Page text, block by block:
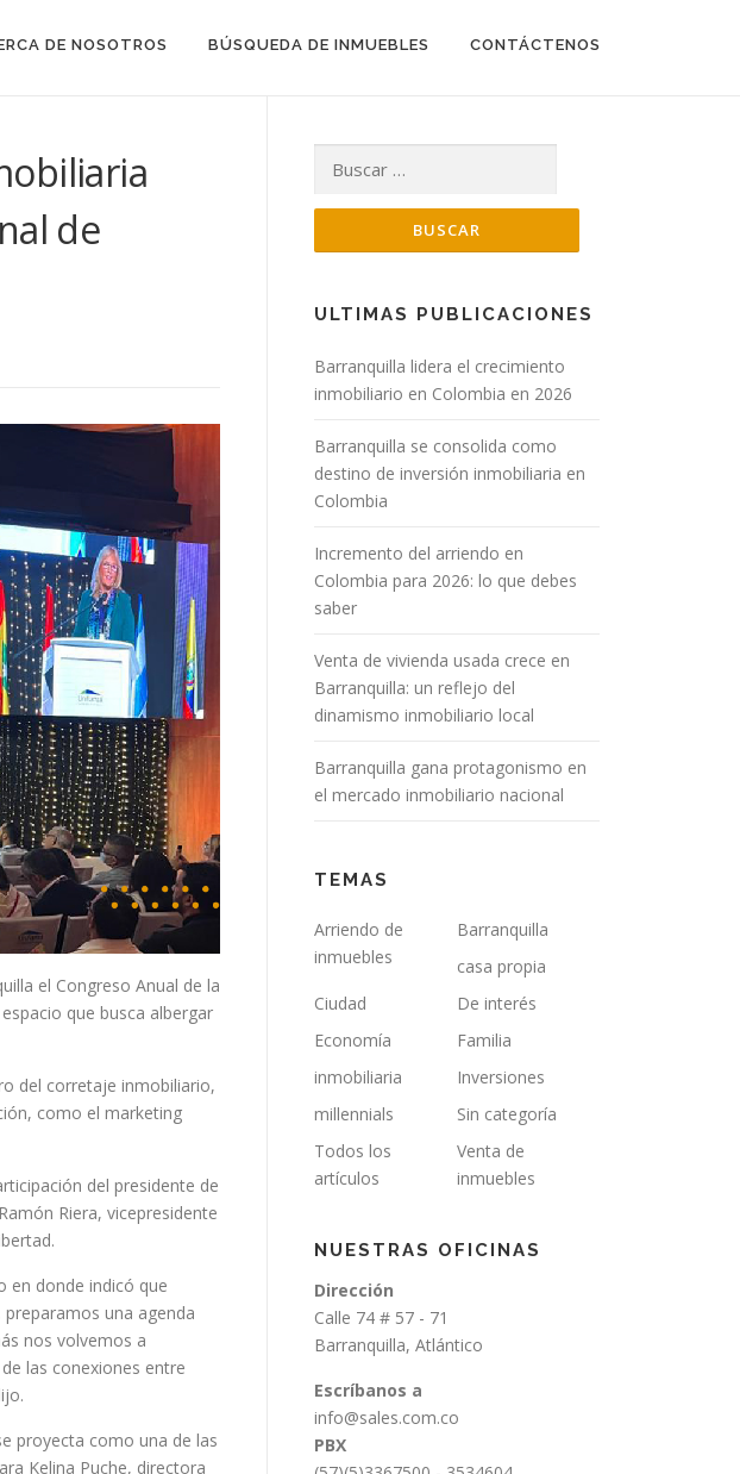
DE NOSOTROS BÚSQUEDA DE INMUEBLES CONTÁCTENOS
de
el Congreso Anual de la
que busca albergar
del corretaje inmobiliario,
como el marketing
del presidente de
Riera, vicepresidente
en donde indicó que
una agenda
nos volvemos a
las conexiones entre
proyecta como una de las
Kelina Puche, directora
ULTIMAS PUBLICACIONES
Barranquilla lidera el crecimiento
inmobiliario en Colombia en 2026
Barranquilla se consolida como
destino de inversión inmobiliaria en
Colombia
Incremento del arriendo en
Colombia para 2026: lo que debes
saber
Venta de vivienda usada crece en
Barranquilla: un reflejo del
dinamismo inmobiliario local
Barranquilla gana protagonismo en
el mercado inmobiliario nacional
TEMAS
Arriendo de
inmuebles
Barranquilla
casa propia
Ciudad
De interés
Economía
Familia
inmobiliaria
Inversiones
millennials
Sin categoría
Todos los
artículos
Venta de
inmuebles
NUESTRAS OFICINAS
Dirección
Calle 74 # 57 - 71
Barranquilla, Atlántico
Escríbanos a
info@sales.com.co
PBX